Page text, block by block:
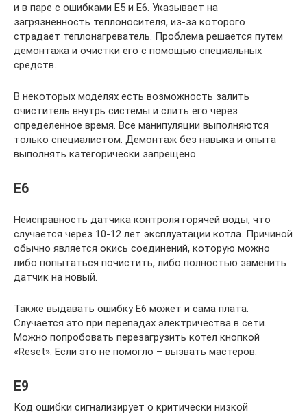
и в паре с ошибками Е5 и Е6. Указывает на
загрязненность теплоносителя, из-за которого
страдает теплонагреватель. Проблема решается путем
демонтажа и очистки его с помощью специальных
средств.
В некоторых моделях есть возможность залить
очиститель внутрь системы и слить его через
определенное время. Все манипуляции выполняются
только специалистом. Демонтаж без навыка и опыта
выполнять категорически запрещено.
Е6
Неисправность датчика контроля горячей воды, что
случается через 10-12 лет эксплуатации котла. Причиной
обычно является окись соединений, которую можно
либо попытаться почистить, либо полностью заменить
датчик на новый.
Также выдавать ошибку Е6 может и сама плата.
Случается это при перепадах электричества в сети.
Можно попробовать перезагрузить котел кнопкой
«Reset». Если это не помогло – вызвать мастеров.
Е9
Код ошибки сигнализирует о критически низкой